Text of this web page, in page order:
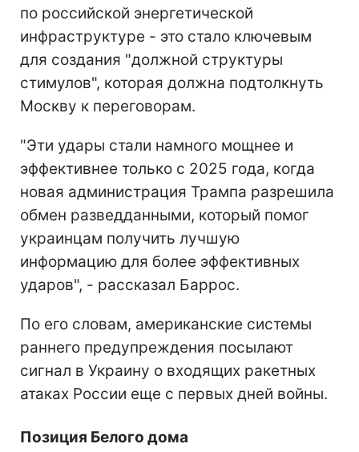
по российской энергетической
инфраструктуре - это стало ключевым
для создания "должной структуры
стимулов", которая должна подтолкнуть
Москву к переговорам.
"Эти удары стали намного мощнее и
эффективнее только с 2025 года, когда
новая администрация Трампа разрешила
обмен разведданными, который помог
украинцам получить лучшую
информацию для более эффективных
ударов", - рассказал Баррос.
По его словам, американские системы
раннего предупреждения посылают
сигнал в Украину о входящих ракетных
атаках России еще с первых дней войны.
Позиция Белого дома